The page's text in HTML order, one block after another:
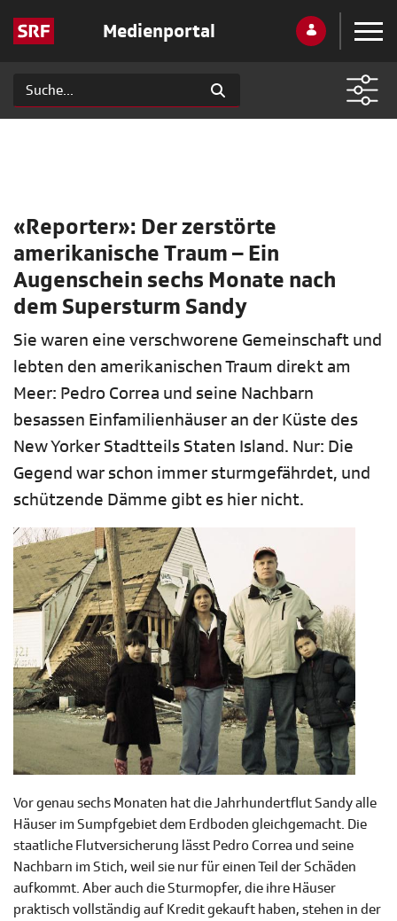
Medienportal
«Reporter»: Der zerstörte
amerikanische Traum – Ein
Augenschein sechs Monate nach
dem Supersturm Sandy
Sie waren eine verschworene Gemeinschaft und
lebten den amerikanischen Traum direkt am
Meer: Pedro Correa und seine Nachbarn
besassen Einfamilienhäuser an der Küste des
New Yorker Stadtteils Staten Island. Nur: Die
Gegend war schon immer sturmgefährdet, und
schützende Dämme gibt es hier nicht.
Vor genau sechs Monaten hat die Jahrhundertflut Sandy alle
Häuser im Sumpfgebiet dem Erdboden gleichgemacht. Die
staatliche Flutversicherung lässt Pedro Correa und seine
Nachbarn im Stich, weil sie nur für einen Teil der Schäden
aufkommt. Aber auch die Sturmopfer, die ihre Häuser
praktisch vollständig auf Kredit gekauft haben, stehen in der